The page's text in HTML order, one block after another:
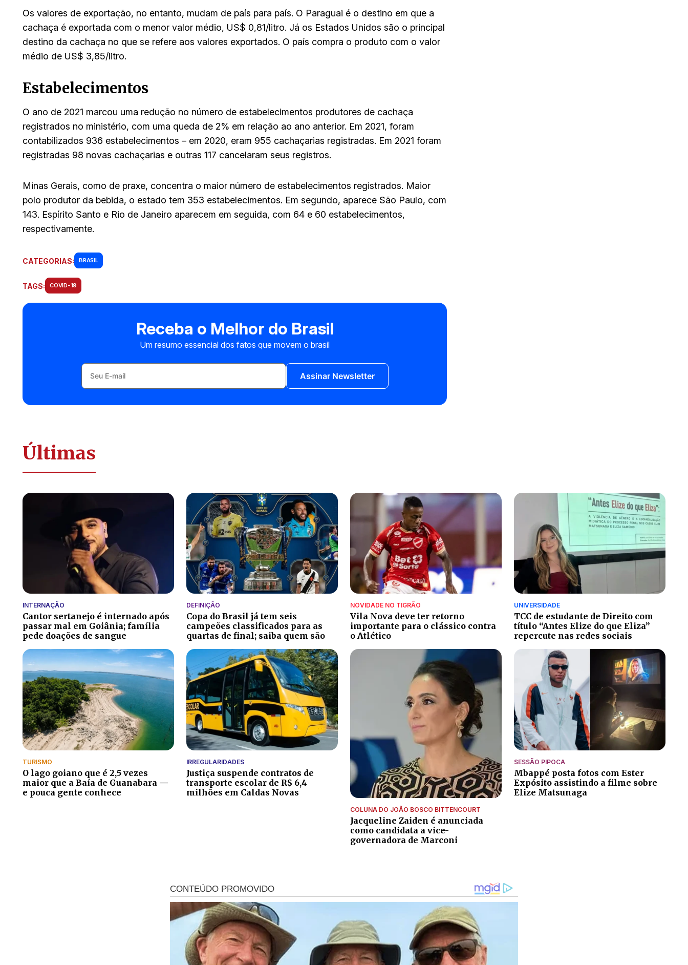
Os valores de exportação, no entanto, mudam de país para país. O Paraguai é o destino em que a
cachaça é exportada com o menor valor médio, US$ 0,81/litro. Já os Estados Unidos são o principal
destino da cachaça no que se refere aos valores exportados. O país compra o produto com o valor
médio de US$ 3,85/litro.
Estabelecimentos
O ano de 2021 marcou uma redução no número de estabelecimentos produtores de cachaça
registrados no ministério, com uma queda de 2% em relação ao ano anterior. Em 2021, foram
contabilizados 936 estabelecimentos – em 2020, eram 955 cachaçarias registradas. Em 2021 foram
registradas 98 novas cachaçarias e outras 117 cancelaram seus registros.
Minas Gerais, como de praxe, concentra o maior número de estabelecimentos registrados. Maior
polo produtor da bebida, o estado tem 353 estabelecimentos. Em segundo, aparece São Paulo, com
143. Espírito Santo e Rio de Janeiro aparecem em seguida, com 64 e 60 estabelecimentos,
respectivamente.
CATEGORIAS: BRASIL
TAGS: COVID-19
Receba o Melhor do Brasil
Um resumo essencial dos fatos que movem o brasil
Assinar Newsletter
Últimas
INTERNAÇÃO
Cantor sertanejo é internado após
passar mal em Goiânia; família
pede doações de sangue
DEFINIÇÃO
Copa do Brasil já tem seis
campeões classificados para as
quartas de final; saiba quem são
NOVIDADE NO TIGRÃO
Vila Nova deve ter retorno
importante para o clássico contra
o Atlético
UNIVERSIDADE
TCC de estudante de Direito com
título “Antes Elize do que Eliza”
repercute nas redes sociais
TURISMO
O lago goiano que é 2,5 vezes
maior que a Baía de Guanabara —
e pouca gente conhece
IRREGULARIDADES
Justiça suspende contratos de
transporte escolar de R$ 6,4
milhões em Caldas Novas
COLUNA DO JOÃO BOSCO BITTENCOURT
Jacqueline Zaiden é anunciada
como candidata a vice-
governadora de Marconi
SESSÃO PIPOCA
Mbappé posta fotos com Ester
Expósito assistindo a filme sobre
Elize Matsunaga